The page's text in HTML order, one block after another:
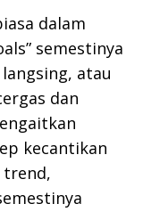
dalam
semestinya
atau
dan
kecantikan
trend,